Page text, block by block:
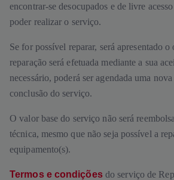
encontrar-se desocupados e de livre
poder realizar o serviço.
Se for possível reparar, será apresentado o
reparação será efetuada mediante a sua
necessário, poderá ser agendada uma
conclusão do serviço.
O valor base do serviço não será
técnica, mesmo que não seja possível a
equipamento(s).
Termos e condiçõesdo serviço de